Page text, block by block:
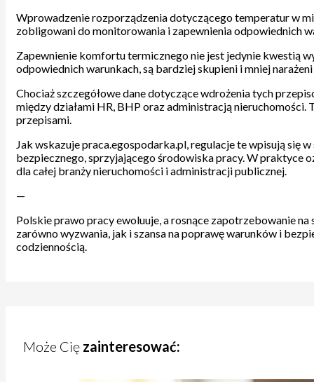
Wprowadzenie rozporządzenia dotyczącego temperatur w
zobligowani do monitorowania i zapewnienia odpowiednich
Zapewnienie komfortu termicznego nie jest jedynie kwestią
odpowiednich warunkach, są bardziej skupieni i mniej
Chociaż szczegółowe dane dotyczące wdrożenia tych
między działami HR, BHP oraz administracją
przepisami.
Jak wskazuje praca.egospodarka.pl, regulacje te wpisują
bezpiecznego, sprzyjającego środowiska pracy. W praktyce
dla całej branży nieruchomości i administracji publicznej.
—
Polskie prawo pracy ewoluuje, a rosnące zapotrzebowanie
zarówno wyzwania, jak i szansa na poprawę warunków i
codziennością.
Może Cię zainteresować: